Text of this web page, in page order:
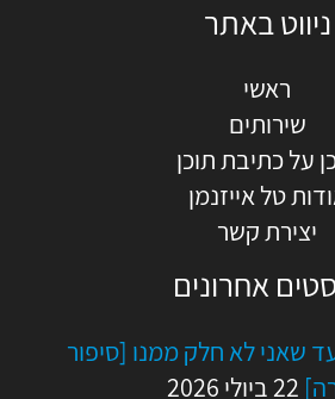
ניווט באתר
ראשי
שירותים
על כתיבת תוכן
טל אייזנמן
יצירת קשר
אחרונים
שאני לא חלק ממנו [סיפור
22 ביולי 2026